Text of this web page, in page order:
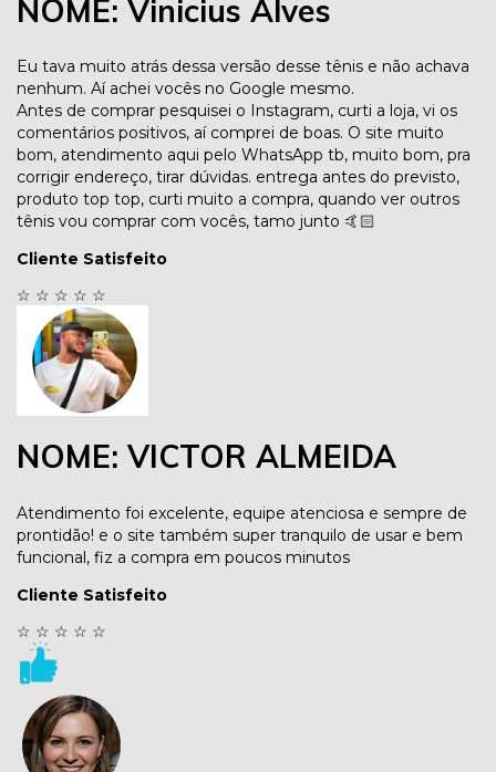
NOME: Vinicius Alves
Eu tava muito atrás dessa versão desse tênis e não achava
nenhum. Aí achei vocês no Google mesmo.
Antes de comprar pesquisei o Instagram, curti a loja, vi os
comentários positivos, aí comprei de boas. O site muito
bom, atendimento aqui pelo WhatsApp tb, muito bom, pra
corrigir endereço, tirar dúvidas. entrega antes do previsto,
produto top top, curti muito a compra, quando ver outros
tênis vou comprar com vocês, tamo junto 🤙🏻
Cliente Satisfeito
☆ ☆ ☆ ☆ ☆
NOME: VICTOR ALMEIDA
Atendimento foi excelente, equipe atenciosa e sempre de
prontidão! e o site também super tranquilo de usar e bem
funcional, fiz a compra em poucos minutos
Cliente Satisfeito
☆ ☆ ☆ ☆ ☆